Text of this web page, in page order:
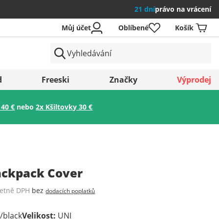
21 dníprávo na vrácení
Uložit
Můj účet Oblíbené Košík
Freeski Značky Výprodej
€ nebo2x Kšiltovky 30 €
Cover
DPH bezdodacích poplatků
blackVelikost: UNI